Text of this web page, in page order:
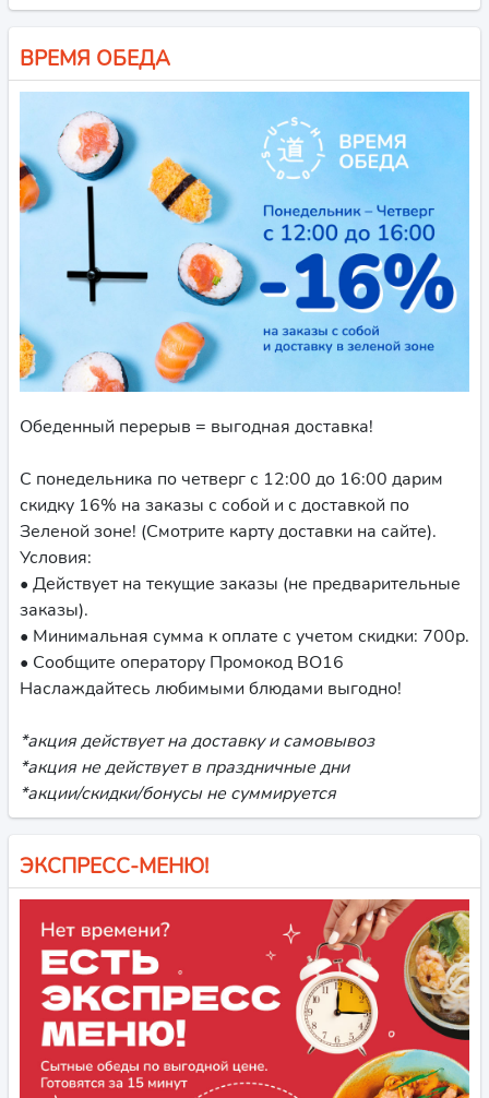
ВРЕМЯ ОБЕДА
Обеденный перерыв = выгодная доставка!
С понедельника по четверг с 12:00 до 16:00 дарим
скидку 16% на заказы с собой и с доставкой по
Зеленой зоне! (Смотрите карту доставки на сайте).
Условия:
• Действует на текущие заказы (не предварительные
заказы).
• Минимальная сумма к оплате с учетом скидки: 700р.
• Сообщите оператору Промокод ВО16
Наслаждайтесь любимыми блюдами выгодно!
*акция действует на доставку и самовывоз
*акция не действует в праздничные дни
*акции/скидки/бонусы не суммируется
ЭКСПРЕСС-МЕНЮ!